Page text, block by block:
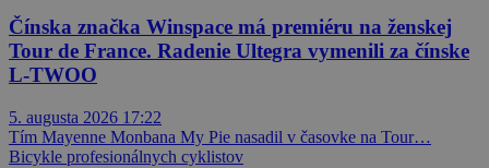
Čínska značka Winspace má premiéru na ženskej
Tour de France. Radenie Ultegra vymenili za čínske
L-TWOO
5. augusta 2026 17:22
Tím Mayenne Monbana My Pie nasadil v časovke na Tour…
Bicykle profesionálnych cyklistov